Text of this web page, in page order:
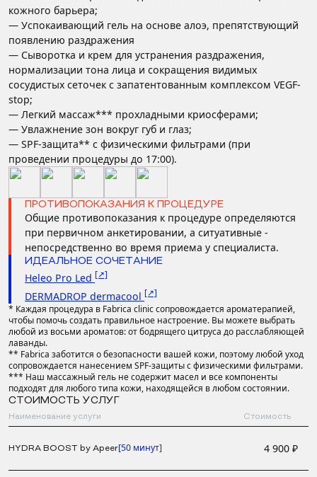
кожного барьера;
— Успокаивающий гель на основе алоэ, препятствующий
появлению раздражения
— Сыворотка и крем для устранения раздражения,
нормализации тона лица и сокращения видимых
сосудистых сеточек с запатентованным комплексом VEGF-
stop;
— Легкий массаж*** прохладными криосферами;
— Увлажнение зон вокруг губ и глаз;
— SPF-защита** с физическими фильтрами (при
проведении процедуры до 17:00).
ПРОТИВОПОКАЗАНИЯ К ПРОЦЕДУРЕ
Общие противопоказания к процедуре определяются
при первичном анкетировании, а ситуативные -
непосредственно во время приема у специалиста.
ИДЕАЛЬНОЕ СОЧЕТАНИЕ
Heleo Pro Led [↗]
DERMADROP dermacool [↗]
* Каждая процедура в Fabrica clinic сопровождается ароматерапией,
чтобы помочь создать правильное настроение. Вы можете выбрать
любой из восьми ароматов: от бодрящего цитруса до расслабляющей
лаванды.
** Fabrica заботится о безопасности вашей кожи, поэтому любой уход
сопровождается нанесением SPF-защиты с физическими фильтрами.
*** Наш массажный гель не содержит масел и все компоненты
подходят для любого типа кожи, находящейся в любом состоянии.
СТОИМОСТЬ УСЛУГ
Наименование услуги Стоимость
HYDRA BOOST by Apeer[50 минут] 4 900 ₽